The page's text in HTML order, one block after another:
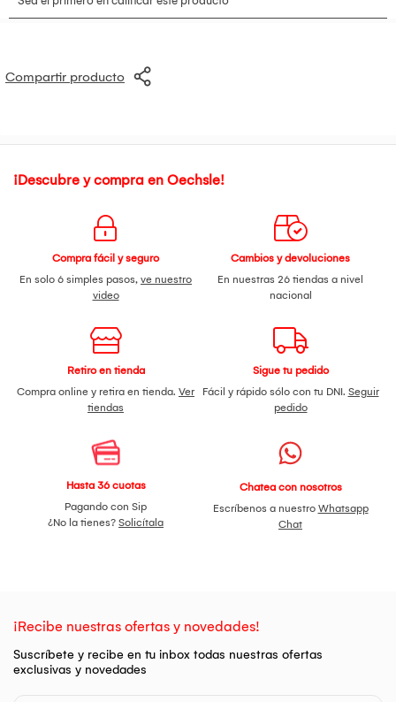
Compartir producto
¡Descubre y compra en Oechsle!
Compra fácil y seguro
En solo 6 simples pasos, ve nuestro
video
Cambios y devoluciones
En nuestras 26 tiendas a nivel
nacional
Retiro en tienda
Compra online y retira en tienda. Ver
tiendas
Sigue tu pedido
Fácil y rápido sólo con tu DNI. Seguir
pedido
Hasta 36 cuotas
Pagando con Sip
¿No la tienes? Solicítala
Chatea con nosotros
Escríbenos a nuestro Whatsapp
Chat
¡Recibe nuestras ofertas y novedades!
Suscríbete y recibe en tu inbox todas nuestras ofertas
exclusivas y novedades